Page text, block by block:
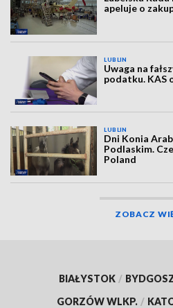
apeluje o
LUBLIN
Uwaga na
podatku. KAS
LUBLIN
Dni Konia
Podlaskim.
Poland
ZOBACZ
BIAŁYSTOK /
GORZÓW WLKP. /